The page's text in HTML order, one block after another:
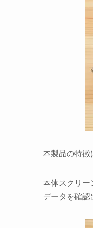
本製品の特徴
本体スクリー
データを確認